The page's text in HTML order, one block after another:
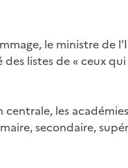
le ministre de
des listes de « ceux
centrale, les
secondaire,